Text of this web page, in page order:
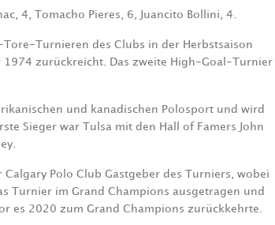
4, Tomacho Pieres, 6, Juancito Bollini, 4.
Tore-Turnieren des Clubs in der Herbstsaison
1974 zurückreicht. Das zweite High-Goal-Turnier
und kanadischen Polosport und wird
Sieger war Tulsa mit den Hall of Famers John
Polo Club Gastgeber des Turniers, wobei
Turnier im Grand Champions ausgetragen und
es 2020 zum Grand Champions zurückkehrte.